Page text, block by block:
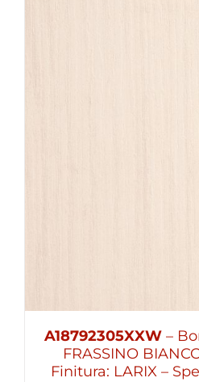
A18792305XXW –
FRASSINO
Finitura: LARIX –